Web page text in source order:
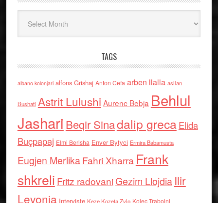
TAGS
albano kolonjari alfons Grishaj Anton Cefa arben llalla asllan
Bushati Astrit Lulushi Aurenc Bebja Behlul
Jashari Beqir Sinadalip grecaElida
Buçpapaj Elmi Berisha Enver Bytyci Ermira Babamusta
Eugjen MerlikaFahri Xharra Frank
shkreli Fritz radovaniGezim Llojdia Ilir
Levonja Interviste Keze Kozeta Zylo Kolec Traboini